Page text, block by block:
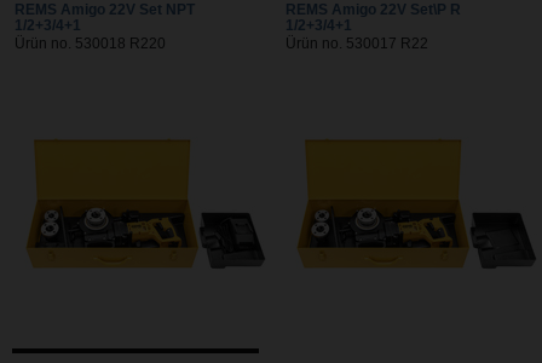
REMS Amigo 22V Set NPT
1/2+3/4+1
Ürün no. 530018 R220
REMS Amigo 22V Set\P R
1/2+3/4+1
Ürün no. 530017 R22